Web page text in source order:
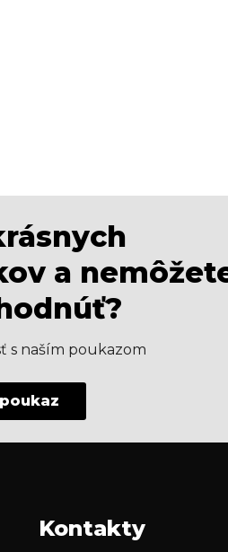
a
s naším poukazom
Kontakty